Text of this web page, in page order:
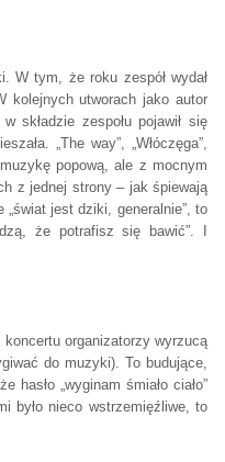
W tym, że roku zespół wydał
kolejnych utworach jako autor
składzie zespołu pojawił się
„The way”, „Włóczęga”,
popową, ale z mocnym
z jednej strony – jak śpiewają
„świat jest dziki, generalnie”, to
że potrafisz się bawić”. I
koncertu organizatorzy wyrzucą
do muzyki). To budujące,
„wyginam śmiało ciało”
było nieco wstrzemięźliwe, to